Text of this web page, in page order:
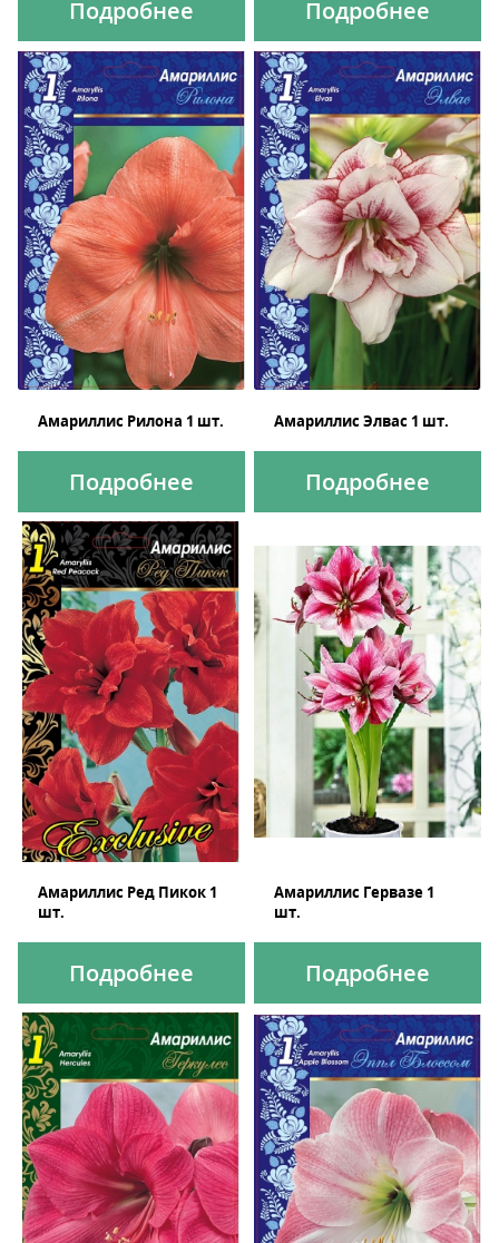
Подробнее Подробнее
Амариллис Рилона 1 шт.
Подробнее
Амариллис Элвас 1 шт.
Подробнее
Амариллис Ред Пикок 1
шт.
Подробнее
Амариллис Гервазе 1
шт.
Подробнее